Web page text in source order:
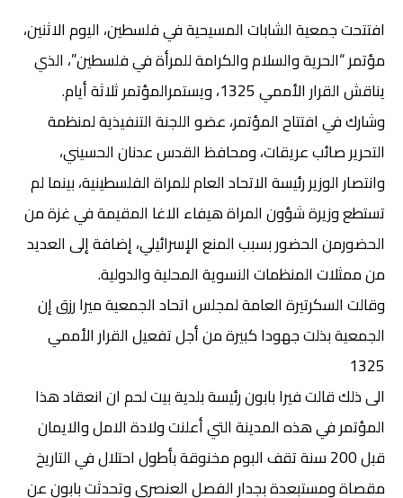
افتتحت جمعية الشابات المسيحية في فلسطين، اليوم الاثنين،
مؤتمر “الحرية والسلام والكرامة للمرأة في فلسطين”، الذي
يناقش القرار الأممي 1325، ويستمرالمؤتمر ثلاثة أيام.
وشارك في افتتاح المؤتمر، عضو اللجنة التنفيذية لمنظمة
التحرير صائب عريقات، ومحافظ القدس عدنان الحسيني،
وانتصار الوزير رئيسة الاتحاد العام للمراة الفلسطينية، بينما لم
تستطع وزيرة شؤون المراة هيفاء الاغا المقيمة في غزة من
الحضورمن الحضور بسبب المنع الإسرائيلي، إضافة إلى العديد
من ممثلات المنظمات النسوية المحلية والدولية.
وقالت السكرتيرة العامة لمجلس اتحاد الجمعية ميرا رزق إن
الجمعية بذلت جهودا كبيرة من أجل تفعيل القرار الأممي
1325
الى ذلك قالت فيرا بابون رئيسة بلدية بيت لحم ان انعقاد هذا
المؤتمر في هذه المدينة التي أعلنت ولادة الامل والايمان
قبل 200 سنة تقف البوم مخنوقة بأطول احتلال في التاريخ
مقصاة ومستبعدة بجدار الفصل العنصري وتحدثت بابون عن